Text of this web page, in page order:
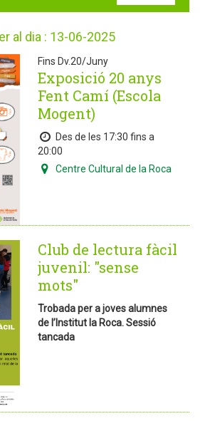
al dia : 13-06-2025
Fins Dv.20/Juny
Exposició 20 anys
Fent Camí (Escola
Mogent)
Des de les 17:30 fins a
20:00
Centre Cultural de la Roca
Club de lectura fàcil
juvenil: "sense
mots"
Trobada per a joves alumnes
de l’Institut la Roca. Sessió
tancada